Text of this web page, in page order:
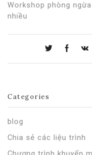
Workshop phòng
nhiều
Categories
blog
Chia sẻ các liệu trình